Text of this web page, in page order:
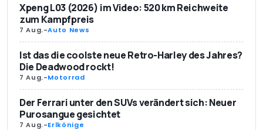
Xpeng L03 (2026) im Video: 520 km Reichweite
zum Kampfpreis
7 Aug.-Auto News
Ist das die coolste neue Retro-Harley des Jahres?
Die Deadwood rockt!
7 Aug.-Motorrad
Der Ferrari unter den SUVs verändert sich: Neuer
Purosangue gesichtet
7 Aug.-Erlkönige